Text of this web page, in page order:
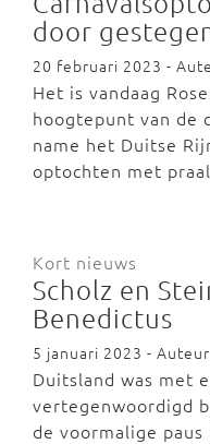
door
20 februari 2023 -
Het is vandaag
hoogtepunt van de
name het Duitse
optochten met
Kort nieuws
Scholz en
Benedictus
5 januari 2023 -
Duitsland was met
vertegenwoordigd
de voormalige